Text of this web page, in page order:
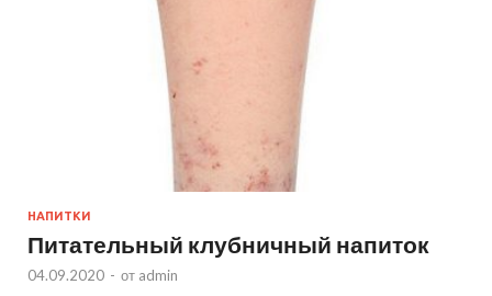
НАПИТКИ
Питательный клубничный напиток
04.09.2020 - от admin